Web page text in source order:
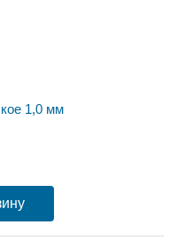
1,0 мм